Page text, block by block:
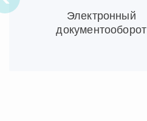
Электронный
документооборот